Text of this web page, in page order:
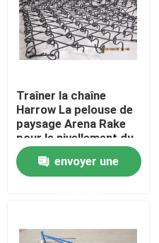
Traîner la chaîne
Harrow La pelouse de
paysage Arena Rake
pour le nivellement du
sol Largeur 1-10m
Sélectionenvoyer une